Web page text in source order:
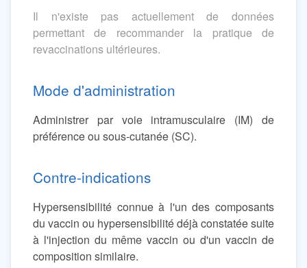
Il n'existe pas actuellement de données
permettant de recommander la pratique de
revaccinations ultérieures.
Mode d'administration
Administrer par voie intramusculaire (IM) de
préférence ou sous-cutanée (SC).
Contre-indications
Hypersensibilité connue à l'un des composants
du vaccin ou hypersensibilité déjà constatée suite
à l'injection du même vaccin ou d'un vaccin de
composition similaire.